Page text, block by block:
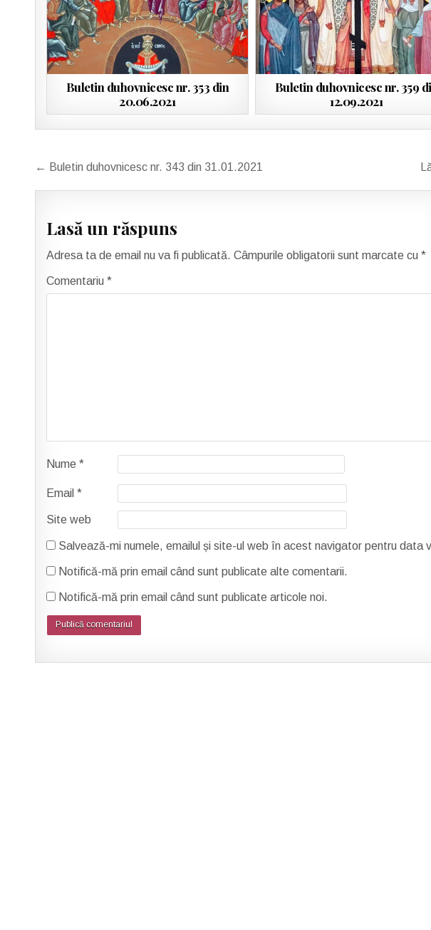
Buletin duhovnicesc nr. 353 din
20.06.2021
Buletin duhovnicesc nr. 359
12.09.2021
Navigare
în
← Buletin duhovnicesc nr. 343 din 31.01.2021
Lasă un răspuns
Adresa ta de email nu va fi publicată. Câmpurile obligatorii sunt marcate cu*
Comentariu*
Nume*
Email*
Site web
Salvează-mi numele, emailul și site-ul web în acest navigator pentru data
Notifică-mă prin email când sunt publicate alte comentarii.
Notifică-mă prin email când sunt publicate articole noi.